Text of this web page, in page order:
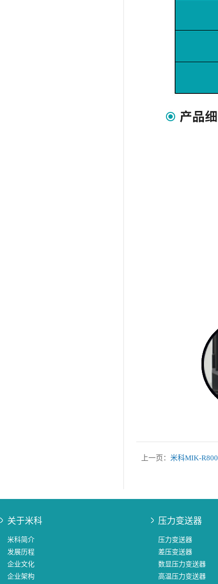
上一页： 米科MIK-
关于米科
米科简介
发展历程
企业文化
企业架构
压力变送器
压力变送器
差压变送器
数显压力变送器
高温压力变送器